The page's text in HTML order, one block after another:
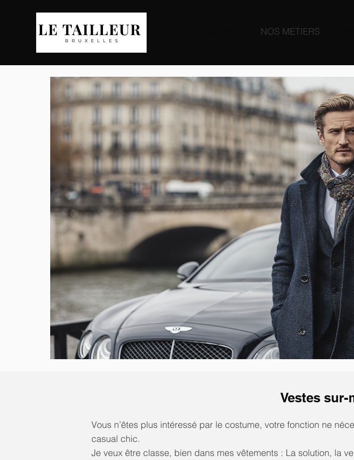
NOS METIERS
Vestes sur-
Vous n’êtes plus intéressé par le costume, votre fonction ne
casual chic.
Je veux être classe, bien dans mes vêtements : La solution, la